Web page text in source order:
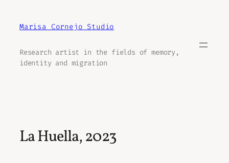
contenu
Marisa Cornejo Studio
Research artist in the fields of memory,
identity and migration
La Huella, 2023